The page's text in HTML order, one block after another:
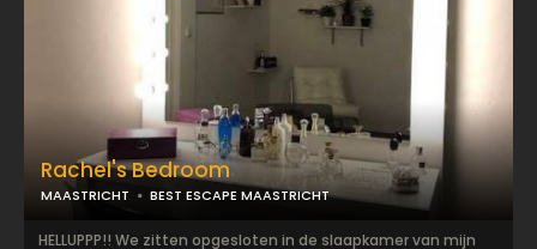
Rachel's Bedroom
MAASTRICHT BEST ESCAPE MAASTRICHT
HELLUPPP!! We zitten opgesloten in de slaapkamer van mijn